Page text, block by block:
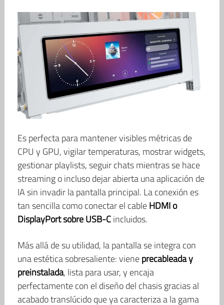
Es perfecta para mantener visibles métricas de
CPU y GPU, vigilar temperaturas, mostrar widgets,
gestionar playlists, seguir chats mientras se hace
streaming o incluso dejar abierta una aplicación de
IA sin invadir la pantalla principal. La conexión es
tan sencilla como conectar el cableHDMI o
DisplayPort sobre USB-Cincluidos.
Más allá de su utilidad, la pantalla se integra con
una estética sobresaliente: vieneprecableada y
preinstalada, lista para usar, y encaja
perfectamente con el diseño del chasis gracias al
acabado translúcido que ya caracteriza a la gama